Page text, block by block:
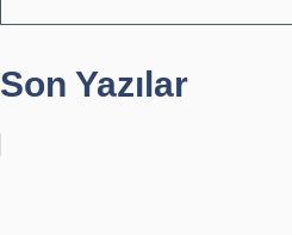
Son Yazılar